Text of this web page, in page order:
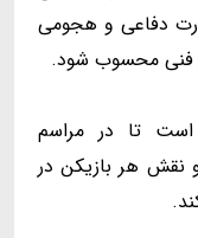
دفاعی و هجومی
فنی محسوب شود.
است تا در مراسم
و نقش هر بازیکن در